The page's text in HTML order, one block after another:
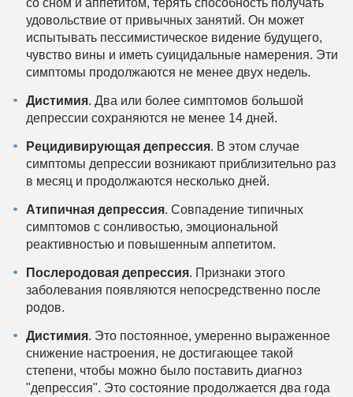
удовольствие от привычных занятий. Он может
испытывать пессимистическое видение будущего,
чувство вины и иметь суицидальные намерения. Эти
симптомы продолжаются не менее двух недель.
Дистимия. Два или более симптомов большой
депрессии сохраняются не менее 14 дней.
Рецидивирующая депрессия. В этом случае
симптомы депрессии возникают приблизительно раз
в месяц и продолжаются несколько дней.
Атипичная депрессия. Совпадение типичных
симптомов с сонливостью, эмоциональной
реактивностью и повышенным аппетитом.
Послеродовая депрессия. Признаки этого
заболевания появляются непосредственно после
родов.
Дистимия. Это постоянное, умеренно выраженное
снижение настроения, не достигающее такой
степени, чтобы можно было поставить диагноз
"депрессия". Это состояние продолжается два года